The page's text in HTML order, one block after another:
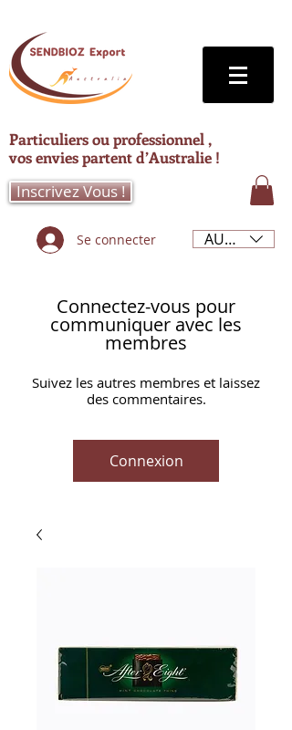
Particuliers ou professionnel ,
vos envies partent d’Australie !
Inscrivez Vous !
Se connecter AUD (AU$)
Connectez-vous pour
communiquer avec les
membres
Suivez les autres membres et laissez
des commentaires.
Connexion